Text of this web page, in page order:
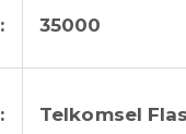
: 35000
: Telkomsel